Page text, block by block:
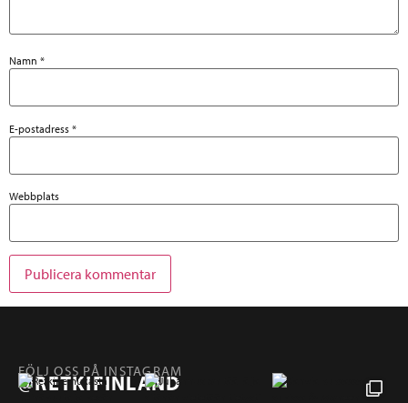
Namn *
E-postadress *
Webbplats
FÖLJ OSS PÅ INSTAGRAM
@RETKIFINLAND